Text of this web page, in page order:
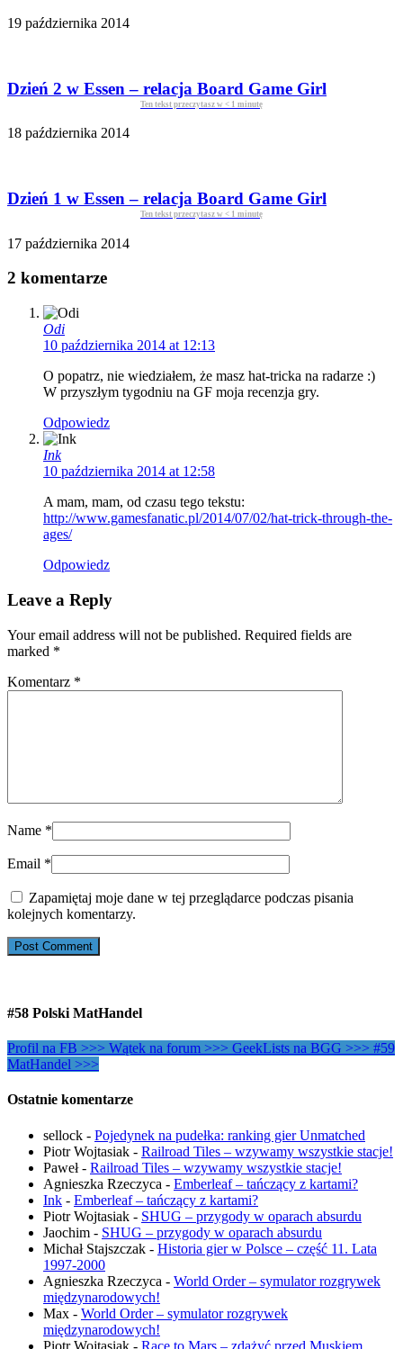
19 października 2014
Dzień 2 w Essen – relacja Board Game Girl
Ten tekst przeczytasz w < 1 minutę
18 października 2014
Dzień 1 w Essen – relacja Board Game Girl
Ten tekst przeczytasz w < 1 minutę
17 października 2014
2 komentarze
Odi
10 października 2014 at 12:13
O popatrz, nie wiedziałem, że masz hat-tricka na radarze :)
W przyszłym tygodniu na GF moja recenzja gry.
Odpowiedz
Ink
10 października 2014 at 12:58
A mam, mam, od czasu tego tekstu:
http://www.gamesfanatic.pl/2014/07/02/hat-trick-through-the-
ages/
Odpowiedz
Leave a Reply
Your email address will not be published. Required fields are
marked *
Komentarz *
Name *
Email *
Zapamiętaj moje dane w tej przeglądarce podczas pisania
kolejnych komentarzy.
#58 Polski MatHandel
Profil na FB >>> Wątek na forum >>> GeekLists na BGG >>> #59
MatHandel >>>
Ostatnie komentarze
sellock - Pojedynek na pudełka: ranking gier Unmatched
Piotr Wojtasiak - Railroad Tiles – wzywamy wszystkie stacje!
Paweł- Railroad Tiles – wzywamy wszystkie stacje!
Agnieszka Rzeczyca - Emberleaf – tańczący z kartami?
Ink - Emberleaf – tańczący z kartami?
Piotr Wojtasiak - SHUG – przygody w oparach absurdu
Jaochim - SHUG – przygody w oparach absurdu
Michał Stajszczak - Historia gier w Polsce – część 11. Lata
1997-2000
Agnieszka Rzeczyca - World Order – symulator rozgrywek
międzynarodowych!
Max - World Order – symulator rozgrywek
międzynarodowych!
Piotr Wojtasiak - Race to Mars – zdążyć przed Muskiem